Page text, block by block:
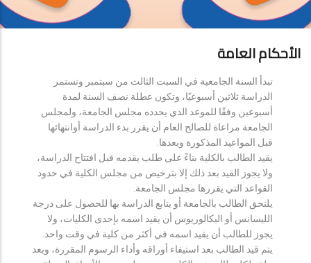
الأحكام العامة
تبدأ السنة الجامعية في السبت الثالث من سبتمبر وتستمر
الدراسة ثلاثين أسبوعيًا، وتكون عطلة نصف السنة لمدة
أسبوعين وفقًا للموعد الذي يحدده مجلس الجامعة، ولمجلس
الجامعة مراعاة للصالح العام أن يقرر بدء الدراسة أوانتهائها
قبل المواعيد المذكورة وبعدها.
يقيد الطالب بالكلية بناءً على طلب يقدمه قبل افتتاح الدراسة،
ولا يجوز القيد بعد ذلك إلا بترخيص من مجلس الكلية في حدود
القواعد التي يقررها مجلس الجامعة.
يلتحق الطالب بالجامعة أو يتابع الدراسة بها للحصول على درجة
الليسانس أو البكالوريوس أن يقيد اسمه بإحدى الكليات، ولا
يجوز للطالب أن يقيد اسمه في أكثر من كلية في وقت واحد.
يتم قيد الطالب بعد استيفاء أوراقه وأداء الرسوم المقررة، ويعد